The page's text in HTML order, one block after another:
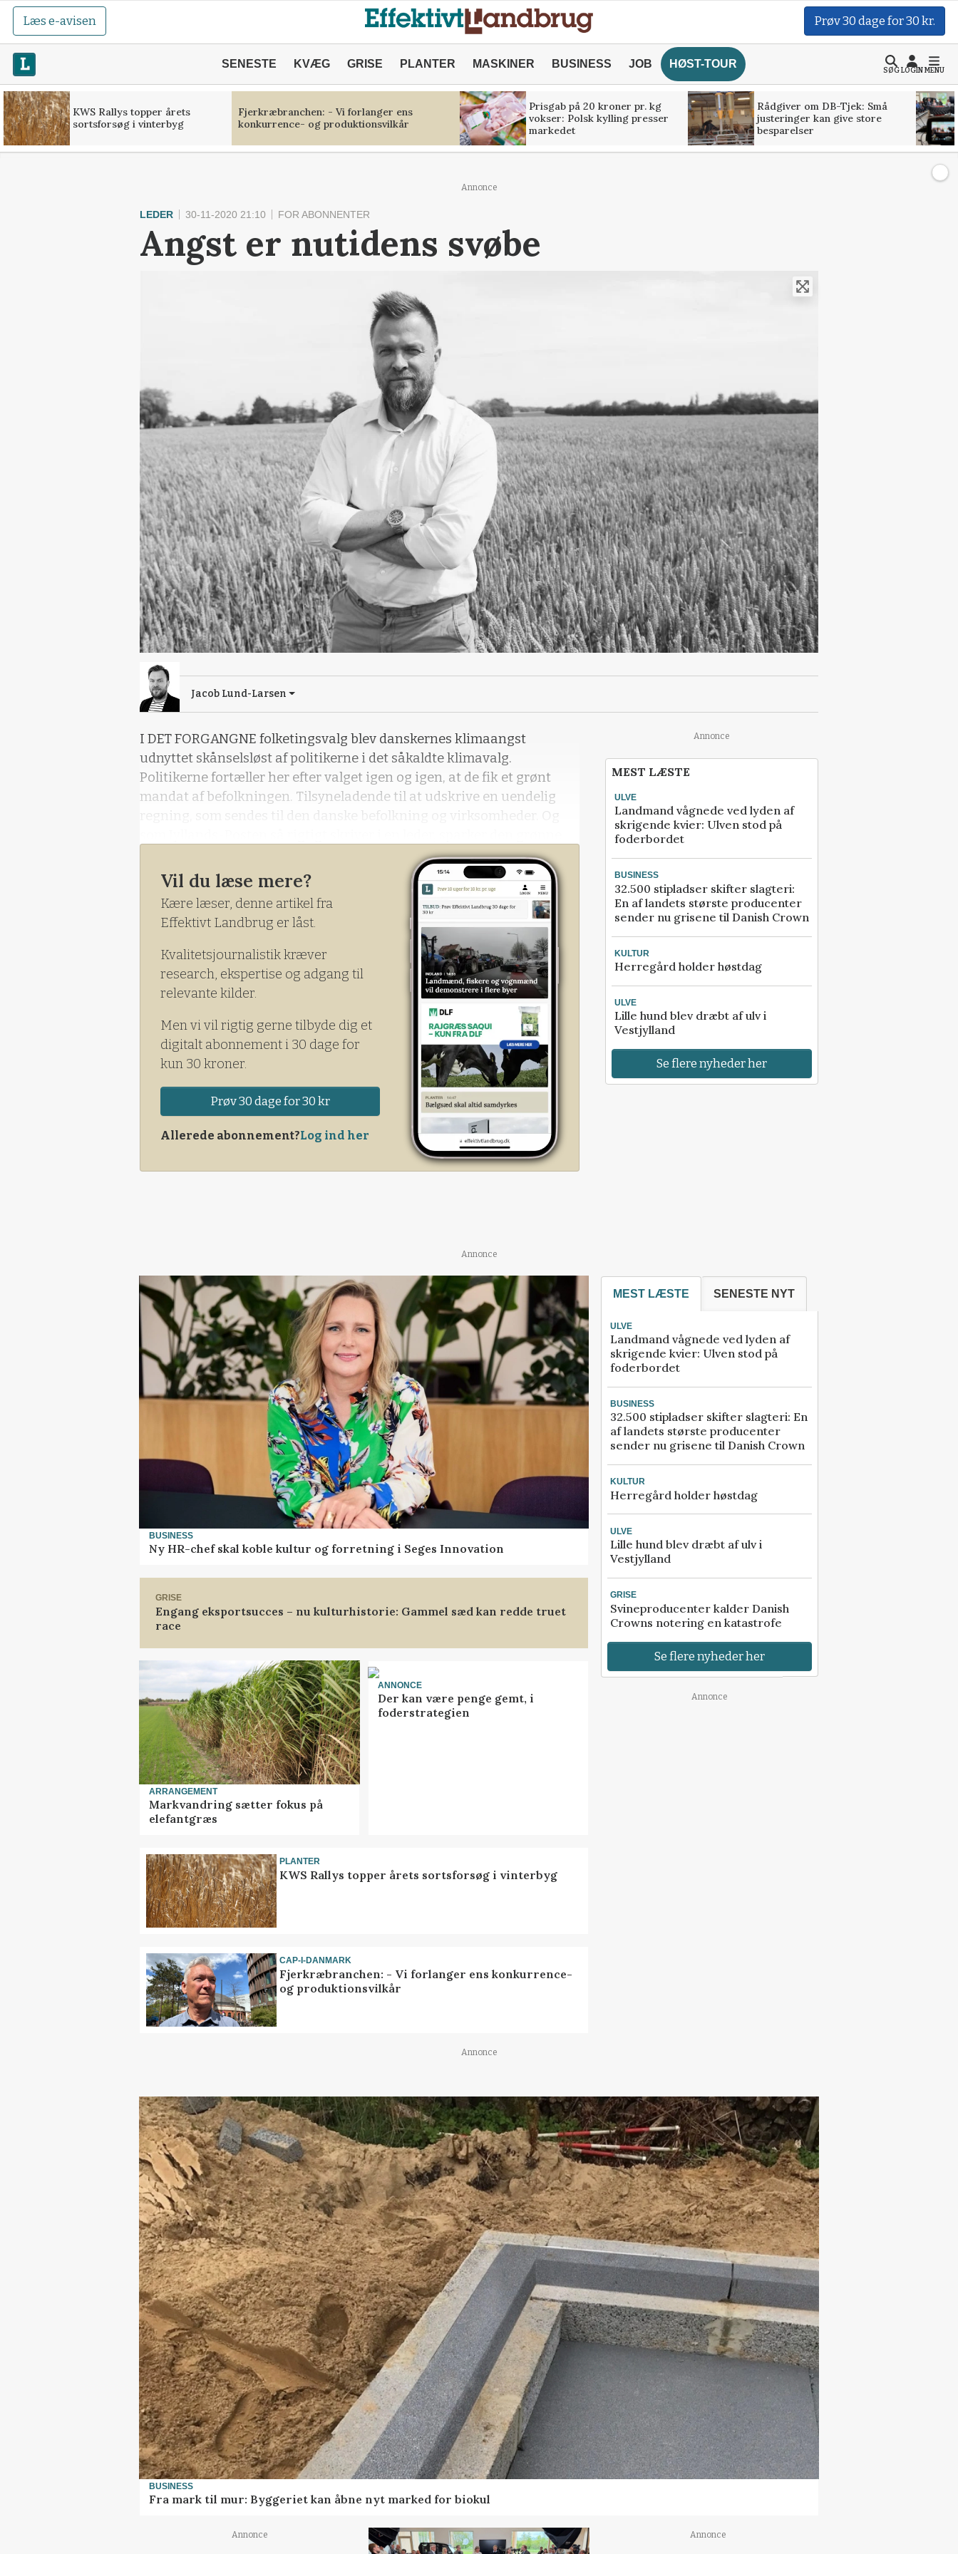
Læs e-avisen Prøv 30 dage for 30 kr.
SENESTE KVÆG GRISE PLANTER MASKINER BUSINESS JOB HØST-TOUR
SØGLOGINMENU
KWS Rallys topper årets
sortsforsøg i vinterbyg
Fjerkræbranchen: - Vi forlanger ens
konkurrence- og produktionsvilkår
Prisgab på 20 kroner pr. kg
vokser: Polsk kylling presser
markedet
Rådgiver om DB-Tjek: Små
justeringer kan give store
besparelser
Annonce
LEDER 30-11-2020 21:10 FOR ABONNENTER
Angst er nutidens svøbe
Jacob Lund-Larsen
I DET FORGANGNE folketingsvalg blev danskernes klimaangst
udnyttet skånselsløst af politikerne i det såkaldte klimavalg.
Politikerne fortæller her efter valget igen og igen, at de fik et grønt
mandat af befolkningen. Tilsyneladende til at udskrive en uendelig
regning, som sendes til den danske befolkning og virksomheder. Og
elite nedad. For jo færre penge, du har, desto dyrere
Vil du læse mere?
Kære læser, denne artikel fra
Effektivt Landbrug er låst.
Kvalitetsjournalistik kræver
research, ekspertise og adgang til
relevante kilder.
Men vi vil rigtig gerne tilbyde dig et
digitalt abonnement i 30 dage for
kun 30 kroner.
Prøv 30 dage for 30 kr
Allerede abonnement?Log ind her
Annonce
MEST LÆSTE
ULVE
Landmand vågnede ved lyden af
skrigende kvier: Ulven stod på
foderbordet
BUSINESS
32.500 stipladser skifter slagteri:
En af landets største producenter
sender nu grisene til Danish Crown
KULTUR
Herregård holder høstdag
ULVE
Lille hund blev dræbt af ulv i
Vestjylland
Se flere nyheder her
Annonce
BUSINESS
Ny HR-chef skal koble kultur og forretning i Seges Innovation
GRISE
Engang eksportsucces – nu kulturhistorie: Gammel sæd kan redde truet
race
ARRANGEMENT
Markvandring sætter fokus på
elefantgræs
ANNONCE
Der kan være penge gemt, i
foderstrategien
PLANTER
KWS Rallys topper årets sortsforsøg i vinterbyg
CAP-I-DANMARK
Fjerkræbranchen: - Vi forlanger ens konkurrence-
og produktionsvilkår
MEST LÆSTE SENESTE NYT
ULVE
Landmand vågnede ved lyden af
skrigende kvier: Ulven stod på
foderbordet
BUSINESS
32.500 stipladser skifter slagteri: En
af landets største producenter
sender nu grisene til Danish Crown
KULTUR
Herregård holder høstdag
ULVE
Lille hund blev dræbt af ulv i
Vestjylland
GRISE
Svineproducenter kalder Danish
Crowns notering en katastrofe
Se flere nyheder her
Annonce
Annonce
BUSINESS
Fra mark til mur: Byggeriet kan åbne nyt marked for biokul
Annonce Annonce